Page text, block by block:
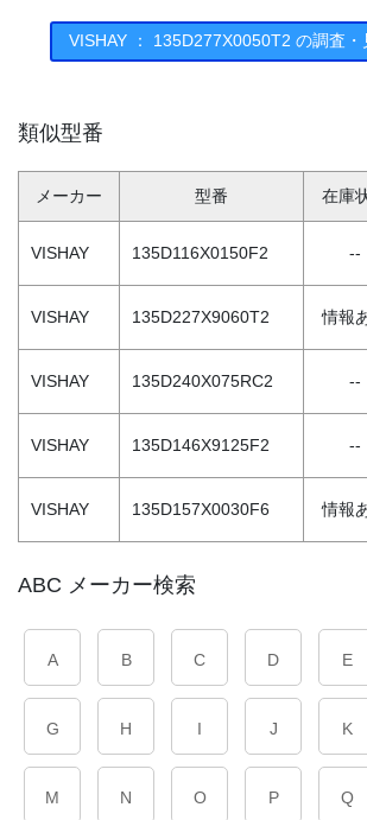
VISHAY ： 135D277X0050T2 の調査・
類似型番
メーカー 型番 在庫
VISHAY 135D116X0150F2 --
VISHAY 135D227X9060T2 情報
VISHAY 135D240X075RC2 --
VISHAY 135D146X9125F2 --
VISHAY 135D157X0030F6 情報
ABC メーカー検索
A B C D E
G H I J K
M N O P Q